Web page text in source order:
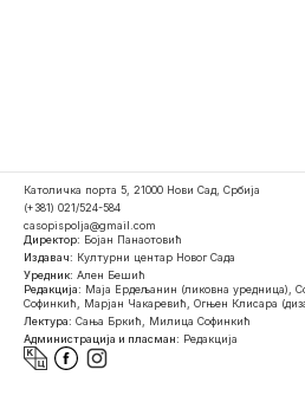
Католичка порта 5, 21000 Нови Сад, Србија
(+381) 021/524-584
casopispolja@gmail.com
Директор: Бојан Панаотовић
Издавач: Културни центар Новог Сада
Уредник: Ален Бешић
Редакција: Маја Ердељанин (ликовна уредница),
Софинкић, Марјан Чакаревић, Огњен Клисара
Лектура: Сања Бркић, Милица Софинкић
Администрација и пласман: Редакција